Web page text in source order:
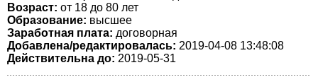
Возраст: от 18 до 80 лет
Образование: высшее
Заработная плата: договорная
Добавлена/редактировалась: 2019-04-08 13:48:08
Действительна до: 2019-05-31